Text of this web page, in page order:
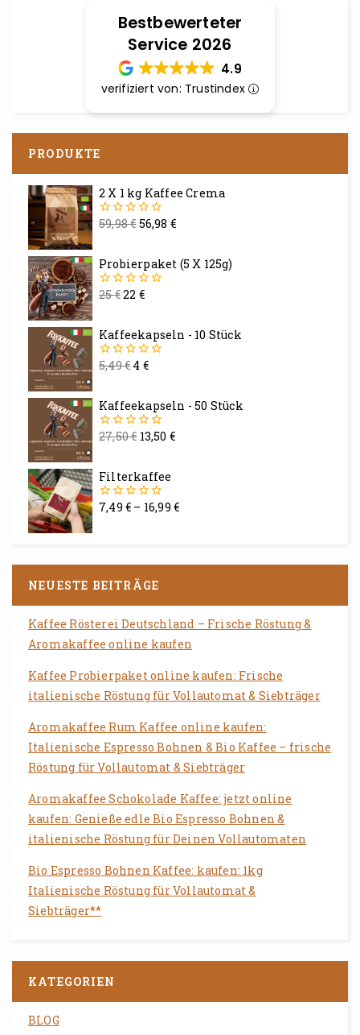
Bestbewerteter
Service 2026
4.9
verifiziert von: Trustindex
PRODUKTE
2 X 1 kg Kaffee Crema
0
59,98€56,98 €
Probierpaket (5 X 125g)
0
25€22 €
Kaffeekapseln - 10 Stück
0
5,49€4 €
Kaffeekapseln - 50 Stück
0
27,50€ 13,50 €
Filterkaffee
0
7,49 € – 16,99€
NEUESTE BEITRÄGE
Kaffee Rösterei Deutschland – Frische Röstung &
Aromakaffee online kaufen
Kaffee Probierpaket online kaufen: Frische
italienische Röstung für Vollautomat & Siebträger
Aromakaffee Rum Kaffee online kaufen:
Italienische Espresso Bohnen & Bio Kaffee – frische
Röstung für Vollautomat & Siebträger
Aromakaffee Schokolade Kaffee: jetzt online
kaufen: Genieße edle Bio Espresso Bohnen &
italienische Röstung für Deinen Vollautomaten
Bio Espresso Bohnen Kaffee: kaufen: 1kg
Italienische Röstung für Vollautomat &
Siebträger**
KATEGORIEN
BLOG